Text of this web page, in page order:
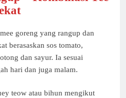
goreng yang rangup dan
berasaskan sos tomato,
dan sayur. Ia sesuai
hari dan juga malam.
teow atau bihun mengikut